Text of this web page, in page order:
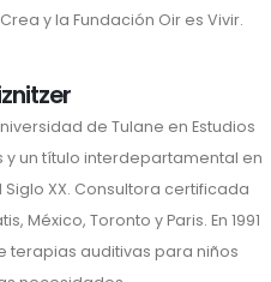
y la Fundación Oir es Vivir.
de Tulane en Estudios
y un título interdepartamental en
XX. Consultora certificada
México, Toronto y Paris. En 1991
terapias auditivas para niños